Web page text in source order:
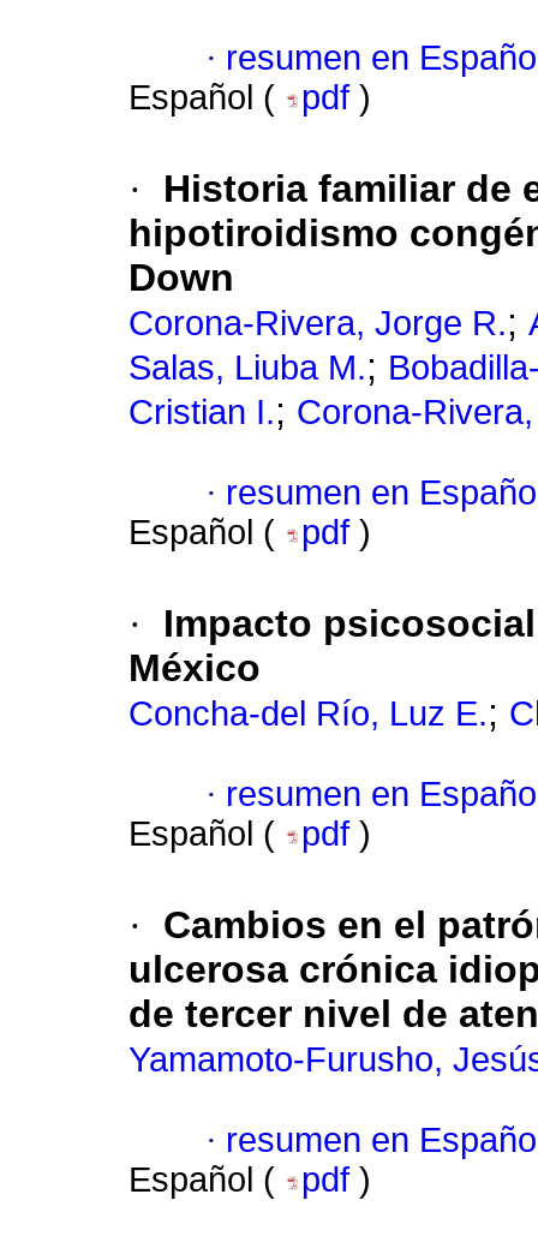
· resumen en
Español (
pdf )
·
Historia familiar de
hipotiroidismo
Down
Corona-Rivera, Jorge R.;
Salas, Liuba M.;
Cristian I.; Corona-
· resumen en
Español (
pdf )
·
Impacto
México
Concha-del Río, Luz E.;
· resumen en
Español (
pdf )
·
Cambios en el
ulcerosa crónica
de tercer nivel de
Yamamoto-Furusho,
· resumen en
Español (
pdf )